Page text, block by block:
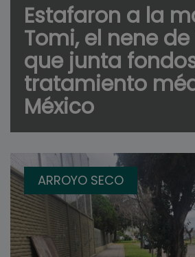
Estafaron a la
Tomi, el nene
que junta
tratamiento
México
ARROYO SECO